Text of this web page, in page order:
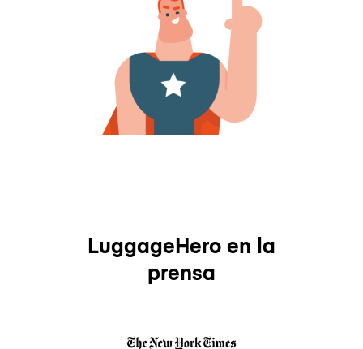
LuggageHero en la
prensa